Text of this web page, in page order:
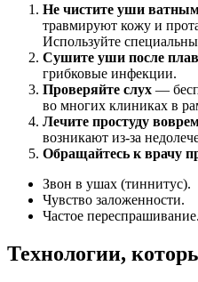
Не чистите уши
травмируют кожу и
Используйте
Сушите уши после
грибковые инфекции.
Проверяйте слух —
во многих клиниках в
Лечите простуду
возникают из-за
Обращайтесь к врачу
Звон в ушах (тиннитус).
Чувство заложенности.
Частое переспрашивание.
Технологии,